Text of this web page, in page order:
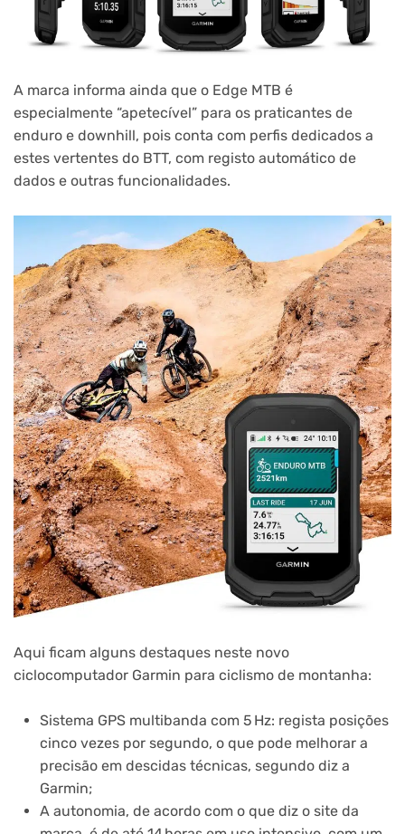
A marca informa ainda que o Edge MTB é
especialmente “apetecível” para os praticantes de
enduro e downhill, pois conta com perfis dedicados a
estes vertentes do BTT, com registo automático de
dados e outras funcionalidades.
Aqui ficam alguns destaques neste novo
ciclocomputador Garmin para ciclismo de montanha:
Sistema GPS multibanda com 5 Hz: regista posições
cinco vezes por segundo, o que pode melhorar a
precisão em descidas técnicas, segundo diz a
Garmin;
A autonomia, de acordo com o que diz o site da